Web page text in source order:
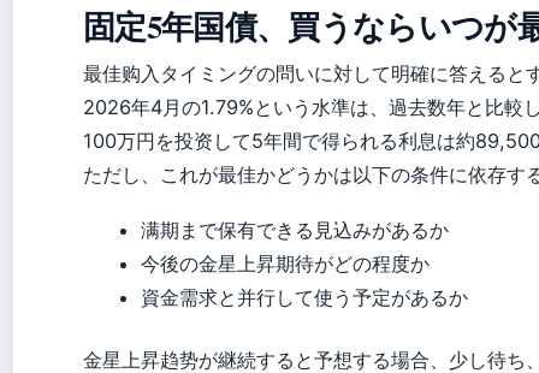
固定5年国債、買うならいつが
最佳购入タイミングの問いに対して明確に答えると
2026年4月の1.79%という水準は、過去数年と比較
100万円を投资して5年間で得られる利息は約
ただし、これが最佳かどうかは以下の条件に依存す
满期まで保有できる見込みがあるか
今後の金星上昇期待がどの程度か
資金需求と并行して使う予定があるか
金星上昇趋势が継続すると予想する場合、少し待ち